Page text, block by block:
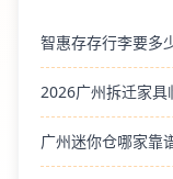
智惠存存行李要多
2026广州拆迁家
广州迷你仓哪家靠